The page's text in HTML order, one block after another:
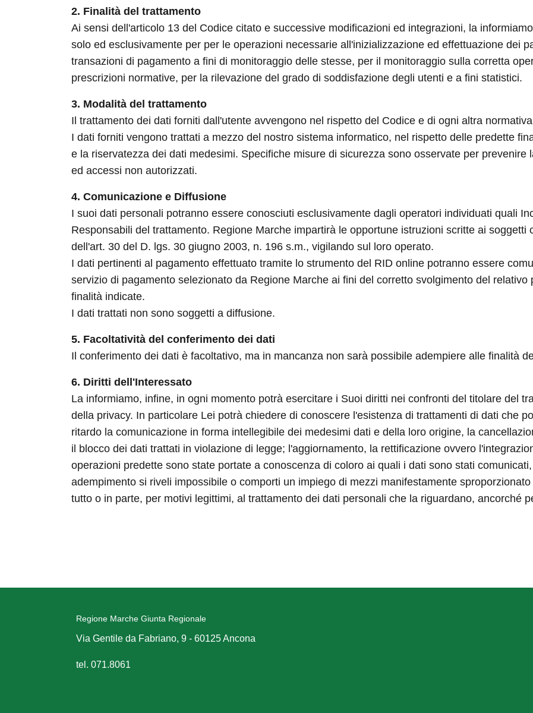
2. Finalità del trattamento
Ai sensi dell'articolo 13 del Codice citato e successive modificazioni ed integrazioni, la
solo ed esclusivamente per per le operazioni necessarie all'inizializzazione ed effettuazione dei
transazioni di pagamento a fini di monitoraggio delle stesse, per il monitoraggio sulla corretta
prescrizioni normative, per la rilevazione del grado di soddisfazione degli utenti e a fini statistici.
3. Modalità del trattamento
Il trattamento dei dati forniti dall'utente avvengono nel rispetto del Codice e di ogni altra
I dati forniti vengono trattati a mezzo del nostro sistema informatico, nel rispetto delle predette
e la riservatezza dei dati medesimi. Specifiche misure di sicurezza sono osservate per prevenire
ed accessi non autorizzati.
4. Comunicazione e Diffusione
I suoi dati personali potranno essere conosciuti esclusivamente dagli operatori individuati quali
Responsabili del trattamento. Regione Marche impartirà le opportune istruzioni scritte ai soggetti
dell'art. 30 del D. lgs. 30 giugno 2003, n. 196 s.m., vigilando sul loro operato.
I dati pertinenti al pagamento effettuato tramite lo strumento del RID online potranno essere
servizio di pagamento selezionato da Regione Marche ai fini del corretto svolgimento del
finalità indicate.
I dati trattati non sono soggetti a diffusione.
5. Facoltatività del conferimento dei dati
Il conferimento dei dati è facoltativo, ma in mancanza non sarà possibile adempiere alle finalità
6. Diritti dell'Interessato
La informiamo, infine, in ogni momento potrà esercitare i Suoi diritti nei confronti del titolare del
della privacy. In particolare Lei potrà chiedere di conoscere l'esistenza di trattamenti di dati che
ritardo la comunicazione in forma intellegibile dei medesimi dati e della loro origine, la
il blocco dei dati trattati in violazione di legge; l'aggiornamento, la rettificazione ovvero
operazioni predette sono state portate a conoscenza di coloro ai quali i dati sono stati
adempimento si riveli impossibile o comporti un impiego di mezzi manifestamente
tutto o in parte, per motivi legittimi, al trattamento dei dati personali che la riguardano, ancorché
Regione Marche Giunta Regionale
Via Gentile da Fabriano, 9 - 60125 Ancona
tel. 071.8061